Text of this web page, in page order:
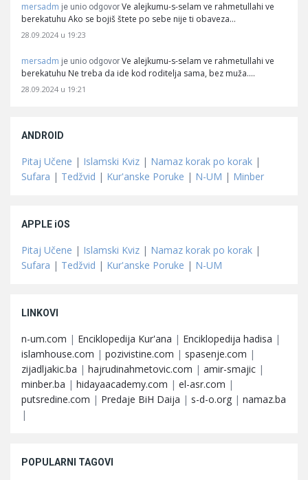
mersadm je unio odgovor Ve alejkumu-s-selam ve rahmetullahi ve
berekatuhu Ako se bojiš štete po sebe nije ti obaveza…
28.09.2024 u 19:23
mersadm je unio odgovor Ve alejkumu-s-selam ve rahmetullahi ve
berekatuhu Ne treba da ide kod roditelja sama, bez muža.…
28.09.2024 u 19:21
ANDROID
Pitaj Učene | Islamski Kviz | Namaz korak po korak |
Sufara | Tedžvid | Kur'anske Poruke | N-UM | Minber
APPLE iOS
Pitaj Učene | Islamski Kviz | Namaz korak po korak |
Sufara | Tedžvid | Kur'anske Poruke | N-UM
LINKOVI
n-um.com | Enciklopedija Kur'ana | Enciklopedija hadisa |
islamhouse.com | pozivistine.com | spasenje.com |
zijadljakic.ba | hajrudinahmetovic.com | amir-smajic |
minber.ba | hidayaacademy.com | el-asr.com |
putsredine.com | Predaje BiH Daija | s-d-o.org | namaz.ba
|
POPULARNI TAGOVI